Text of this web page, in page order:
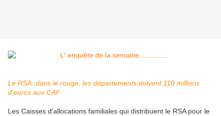
Le RSA: dans le rouge, les départements doivent 110 millions
d'euros aux CAF
Les Caisses d'allocations familiales qui distribuent le RSA pour le